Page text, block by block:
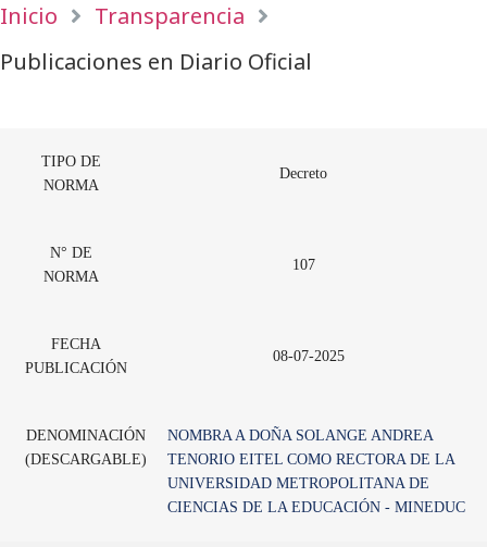
Inicio
Transparencia
Publicaciones en Diario Oficial
TIPO DE
NORMA
Decreto
N° DE
NORMA
107
FECHA
PUBLICACIÓN
08-07-2025
DENOMINACIÓN
(DESCARGABLE)
NOMBRA A DOÑA SOLANGE ANDREA
TENORIO EITEL COMO RECTORA DE LA
UNIVERSIDAD METROPOLITANA DE
CIENCIAS DE LA EDUCACIÓN - MINEDUC